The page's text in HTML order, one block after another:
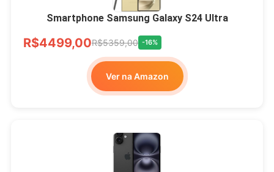
Smartphone Samsung Galaxy S24 Ultra
R$4499,00R$5359,00 -16%
Ver na Amazon